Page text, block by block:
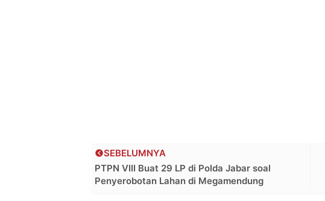
SEBELUMNYA
PTPN VIII Buat 29 LP di Polda Jabar soal
Penyerobotan Lahan di Megamendung